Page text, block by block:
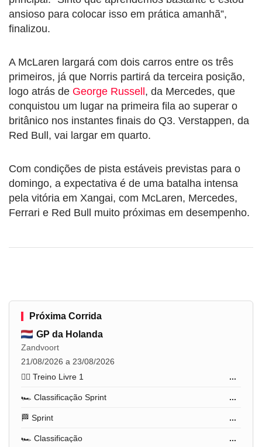
ansioso para colocar isso em prática amanhã”,
finalizou.
A McLaren largará com dois carros entre os três
primeiros, já que Norris partirá da terceira posição,
logo atrás de George Russell, da Mercedes, que
conquistou um lugar na primeira fila ao superar o
britânico nos instantes finais do Q3. Verstappen, da
Red Bull, vai largar em quarto.
Com condições de pista estáveis previstas para o
domingo, a expectativa é de uma batalha intensa
pela vitória em Xangai, com McLaren, Mercedes,
Ferrari e Red Bull muito próximas em desempenho.
Próxima Corrida
GP da Holanda
Zandvoort
21/08/2026 a 23/08/2026
🏋️‍♂️ Treino Livre 1
...
🏎️ Classificação Sprint ...
🏁 Sprint ...
🏎️ Classificação ...